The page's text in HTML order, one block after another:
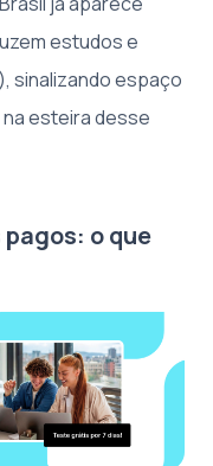
estudos e
), sinalizando espaço
esteira desse
o que